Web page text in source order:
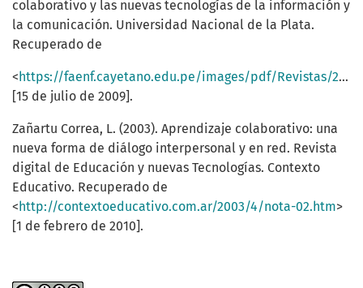
colaborativo y las nuevas tecnologías de la información y
la comunicación. Universidad Nacional de la Plata.
Recuperado de
< https://faenf.cayetano.edu.pe/images/pdf/Revistas/2009/enero/ART5_OBANDO.pdf
[15 de julio de 2009].
Zañartu Correa, L. (2003). Aprendizaje colaborativo: una
nueva forma de diálogo interpersonal y en red. Revista
digital de Educación y nuevas Tecnologías. Contexto
Educativo. Recuperado de
< http://contextoeducativo.com.ar/2003/4/nota-02.htm>
[1 de febrero de 2010].